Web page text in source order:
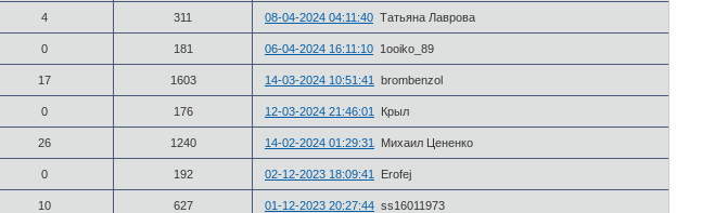
4 311 08-04-2024 04:11:40 Татьяна Лаврова
0 181 06-04-2024 16:11:10 1ooiko_89
17 1603 14-03-2024 10:51:41 brombenzol
0 176 12-03-2024 21:46:01 Крыл
26 1240 14-02-2024 01:29:31 Михаил Цененко
0 192 02-12-2023 18:09:41 Erofej
10 627 01-12-2023 20:27:44 ss16011973